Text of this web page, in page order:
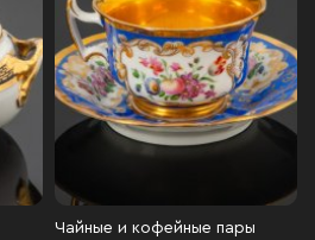
Чайные и кофейные пары